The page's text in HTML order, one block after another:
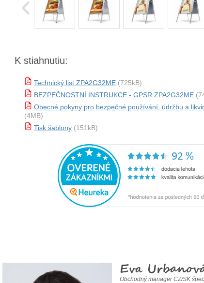
K stiahnutiu:
Technický list ZPA2G32ME (725kB)
BEZPEČNOSTNÍ INSTRUKCE - GPSR ZPA2G32ME
Obecné pokyny pro bezpečné používání, údržbu a
(4MB)
Tisk šablony (151kB)
Eva
Obchodný manager CZ/SK